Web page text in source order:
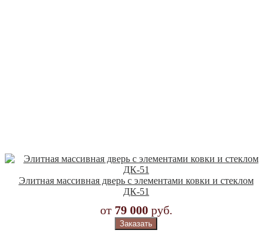
Элитная массивная дверь с элементами ковки и стеклом
ДК-51
от 79 000 руб.
Заказать